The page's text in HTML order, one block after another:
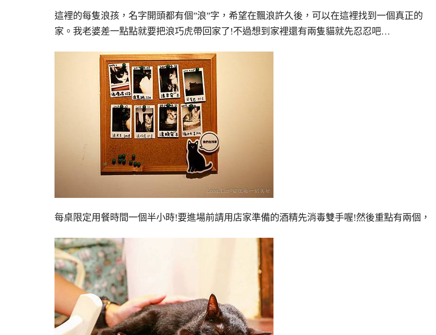
這裡的每隻浪孩，名字開頭都有個”浪”字，希望在飄浪許久後，可以在這裡找到一個真正的
家。我老婆差一點點就要把浪巧虎帶回家了!不過想到家裡還有兩隻貓就先忍忍吧…
每桌限定用餐時間一個半小時!要進場前請用店家準備的酒精先消毒雙手喔!然後重點有兩個，